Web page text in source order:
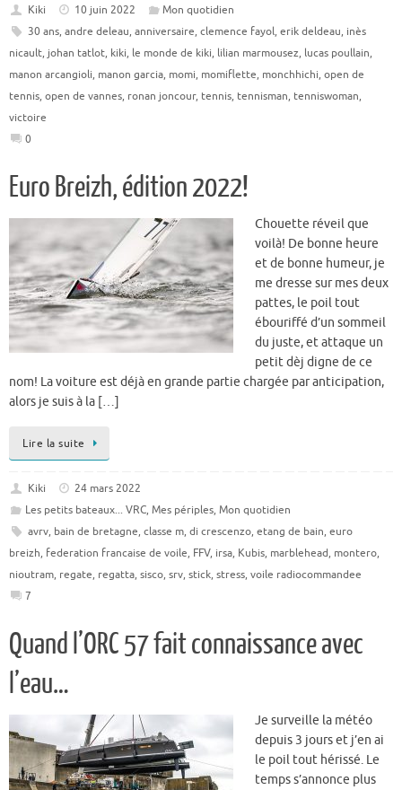
Kiki 10 juin 2022
Mon quotidien
30 ans, andre deleau, anniversaire, clemence fayol, erik deldeau, inès
nicault, johan tatlot, kiki, le monde de kiki, lilian marmousez, lucas poullain,
manon arcangioli, manon garcia, momi, momiflette, monchhichi, open de
tennis, open de vannes, ronan joncour, tennis, tennisman, tenniswoman,
victoire
0
Euro Breizh, édition 2022!
Chouette réveil que
voilà! De bonne heure
et de bonne humeur, je
me dresse sur mes deux
pattes, le poil tout
ébouriffé d’un sommeil
du juste, et attaque un
petit dèj digne de ce
nom! La voiture est déjà en grande partie chargée par anticipation,
alors je suis à la […]
Lire la suite
Kiki
24 mars 2022
Les petits bateaux... VRC, Mes périples, Mon quotidien
avrv, bain de bretagne, classe m, di crescenzo, etang de bain, euro
breizh, federation francaise de voile, FFV, irsa, Kubis, marblehead, montero,
nioutram, regate, regatta, sisco, srv, stick, stress, voile radiocommandee
7
Quand l’ORC 57 fait connaissance avec
l’eau…
Je surveille la météo
depuis 3 jours et j’en ai
le poil tout hérissé. Le
temps s’annonce plus